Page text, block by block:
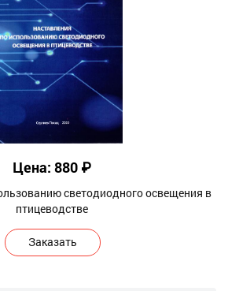
Цена: 880 ₽
светодиодного освещения в
птицеводстве
Заказать